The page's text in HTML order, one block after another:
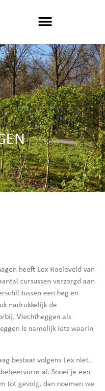
heeft Lex Roeleveld van
cursussen verzorgd aan
tussen een heg en
nadrukkelijk de
Vlechtheggen als
is namelijk iets waarin
bestaat volgens Lex niet.
af. Snoei je een
tot gevolg, dan noemen we